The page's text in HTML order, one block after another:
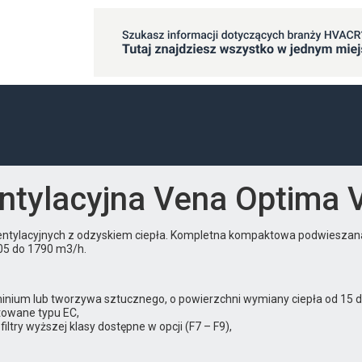
Vena Optima
z odzyskiem ciepła. Kompletna kompaktowa
do 1790 m3/h.
lub tworzywa sztucznego, o powierzchni wymiany ciepła od 15
typu EC,
wyższej klasy dostępne w opcji (F7 – F9),